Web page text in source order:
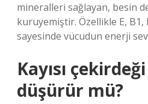
mineralleri sağlayan, besin
kuruyemiştir. Özellikle E,
sayesinde vücudun enerji
Kayısı
düşürür mü?